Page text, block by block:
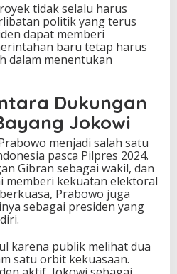
tidak selalu harus
politik yang terus
dapat memberi
baru tetap harus
dalam menentukan
Dukungan
Jokowi
menjadi salah satu
pasca Pilpres 2024.
Gibran sebagai wakil, dan
memberi kekuatan elektoral
Prabowo juga
sebagai presiden yang
karena publik melihat dua
satu orbit kekuasaan.